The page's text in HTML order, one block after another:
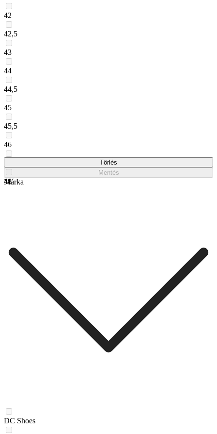
42
42,5
43
44
44,5
45
45,5
46
48
Törlés
Mentés
Márka
DC Shoes